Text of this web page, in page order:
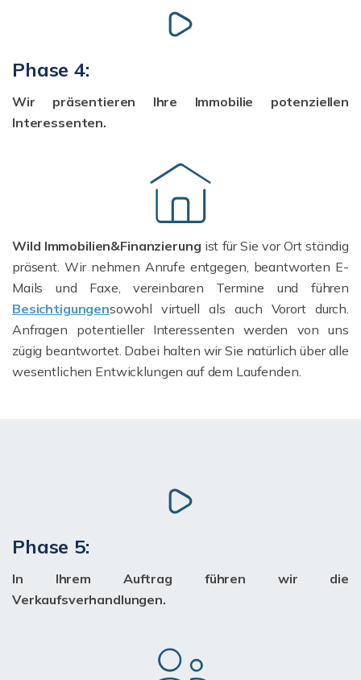
Phase 4:
Wir präsentieren Ihre Immobilie potenziellen
Interessenten.
Wild Immobilien&Finanzierung ist für Sie vor Ort ständig
präsent. Wir nehmen Anrufe entgegen, beantworten E-
Mails und Faxe, vereinbaren Termine und führen
Besichtigungensowohl virtuell als auch Vorort durch.
Anfragen potentieller Interessenten werden von uns
zügig beantwortet. Dabei halten wir Sie natürlich über alle
wesentlichen Entwicklungen auf dem Laufenden.
Phase 5:
In Ihrem Auftrag führen wir die
Verkaufsverhandlungen.